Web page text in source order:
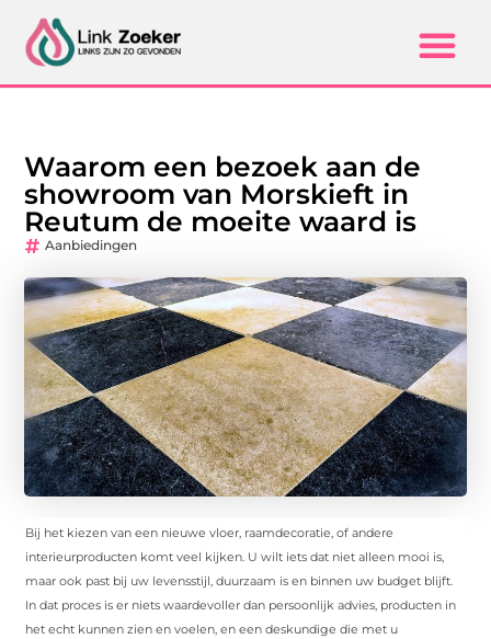
Waarom een bezoek aan de
showroom van Morskieft in
Reutum de moeite waard is
Aanbiedingen
Bij het kiezen van een nieuwe vloer, raamdecoratie, of andere
interieurproducten komt veel kijken. U wilt iets dat niet alleen mooi is,
maar ook past bij uw levensstijl, duurzaam is en binnen uw budget blijft.
In dat proces is er niets waardevoller dan persoonlijk advies, producten in
het echt kunnen zien en voelen, en een deskundige die met u